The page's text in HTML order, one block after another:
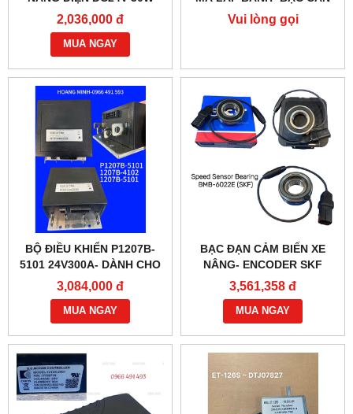
G218-REB-04-10B
2,036,000 đ
MUA NGAY
Vui lòng gọi
BỘ ĐIỀU KHIỂN P1207B-
5101 24V300A- DÀNH CHO
XE NÂNG
3,084,000 đ
MUA NGAY
BẠC ĐẠN CẢM BIẾN XE
NÂNG- ENCODER SKF
BMB-6022E
3,561,358 đ
MUA NGAY